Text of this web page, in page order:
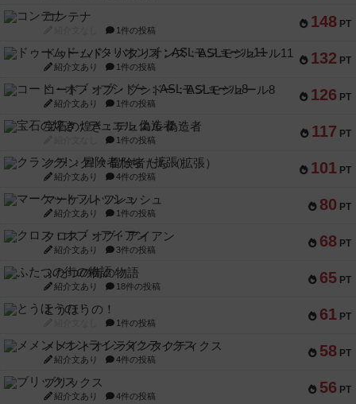
148 PT
コンテナ
1件の投稿
132 PT
ドゥームド・バタリオンズ：ASLモジュール11
紹介文あり 1件の投稿
126 PT
コード・オブ・ブシドー：ASLモジュール8
紹介文あり 1件の投稿
117 PT
宝石の煌き：デュエル 偽造者
1件の投稿
101 PT
クランク! ：冒険者たち（拡張）
紹介文あり 4件の投稿
80 PT
マーケットフレッシュ
紹介文あり 1件の投稿
68 PT
クロス・オブ・アイアン
紹介文あり 3件の投稿
65 PT
ふたつの街の物語
紹介文あり 18件の投稿
61 PT
とうほうの！
1件の投稿
58 PT
メメントオンラインタクティクス
紹介文あり 4件の投稿
56 PT
ブリックス
紹介文あり 4件の投稿